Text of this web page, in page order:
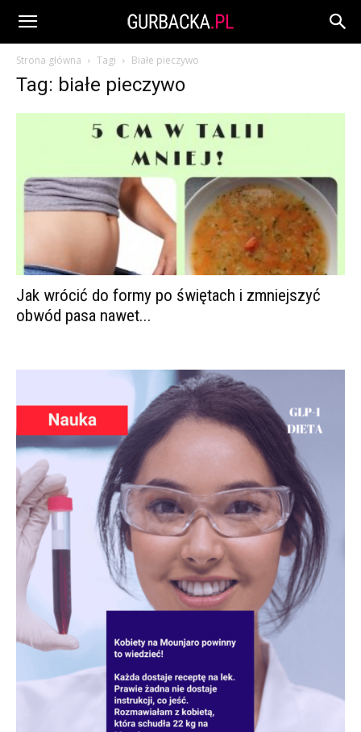
Strona główna Tagi Białe pieczywo
Tag: białe pieczywo
Jak wrócić do formy po świętach i zmniejszyć
obwód pasa nawet...